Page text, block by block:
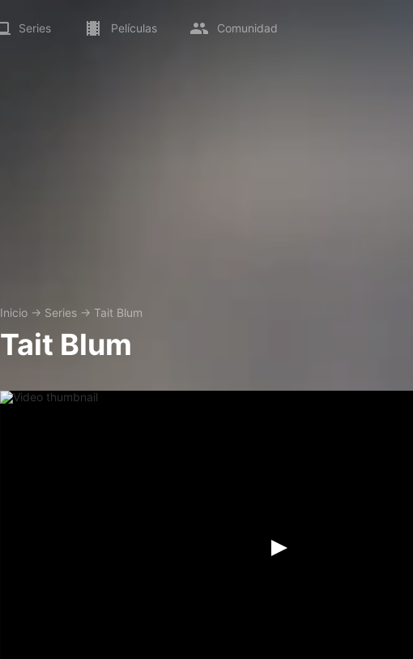
Series Películas Comunidad
Inicio → Series → Tait Blum
Tait Blum